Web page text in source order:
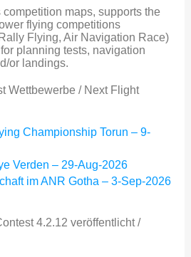
maps, supports the
flying competitions
Flying, Air Navigation Race)
planning tests, navigation
or landings.
Wettbewerbe / Next Flight
Championship Torun – 9-
Verden – 29-Aug-2026
im ANR Gotha – 3-Sep-2026
4.2.12 veröffentlicht /